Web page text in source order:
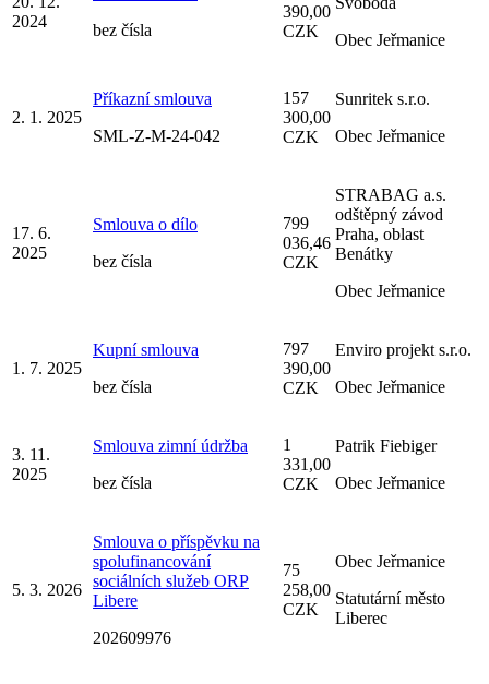
2024
bez čísla
390,00
CZK
Obec Jeřmanice
2. 1. 2025
Příkazní smlouva
SML-Z-M-24-042
157
300,00
CZK
Sunritek s.r.o.
Obec Jeřmanice
17. 6.
2025
Smlouva o dílo
bez čísla
799
036,46
CZK
STRABAG a.s.
odštěpný závod
Praha, oblast
Benátky
Obec Jeřmanice
1. 7. 2025
Kupní smlouva
bez čísla
797
390,00
CZK
Enviro projekt s.r.o.
Obec Jeřmanice
3. 11.
2025
Smlouva zimní údržba
bez čísla
1
331,00
CZK
Patrik Fiebiger
Obec Jeřmanice
5. 3. 2026
Smlouva o příspěvku na
spolufinancování
sociálních služeb ORP
Libere
202609976
75
258,00
CZK
Obec Jeřmanice
Statutární město
Liberec